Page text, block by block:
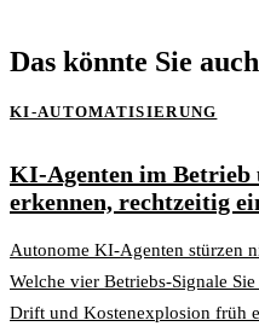
Das könnte Sie
KI-AUTOMATISIERUNG
KI-Agenten im Betrieb
erkennen, rechtzeitig
Autonome KI-Agenten stürzen
Welche vier Betriebs-Signale
Drift und Kostenexplosion früh